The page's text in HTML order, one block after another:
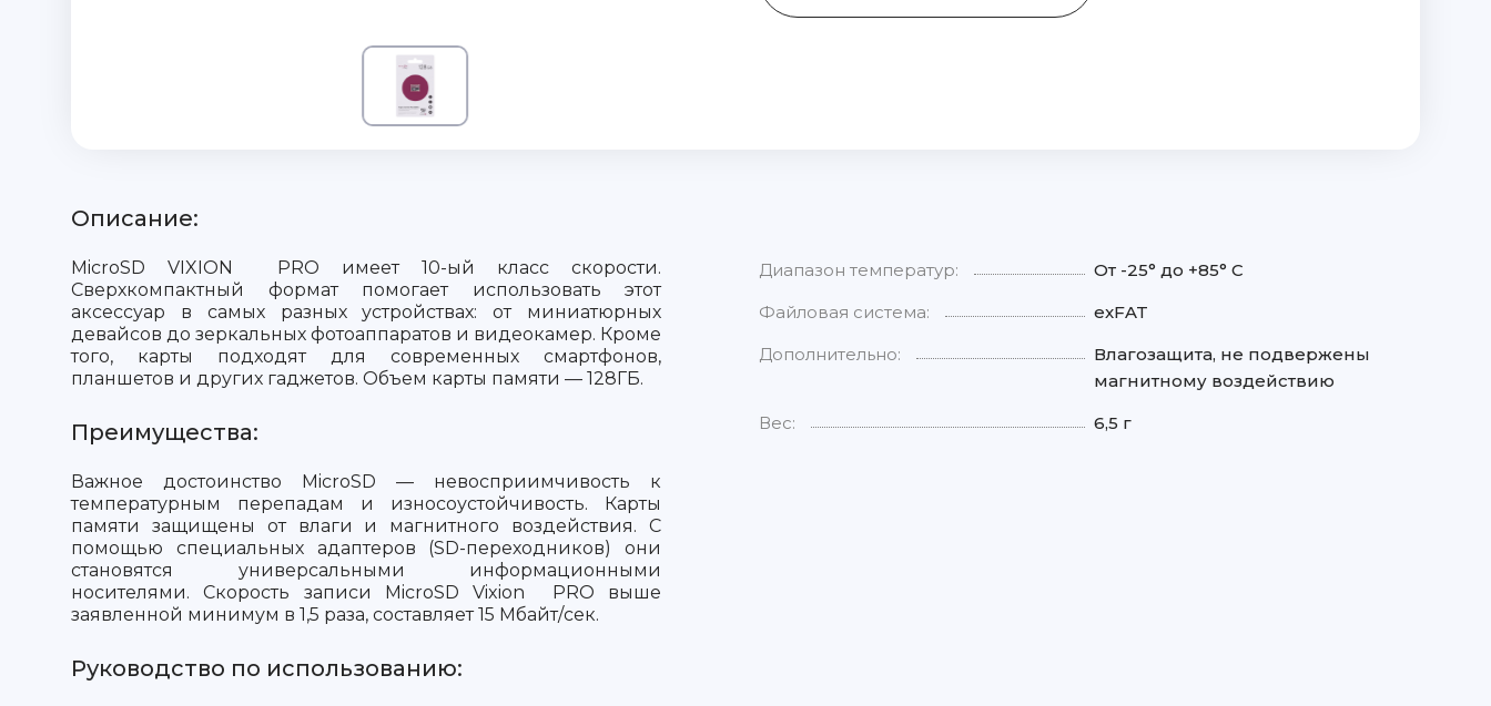
Описание:
MicroSD VIXION PRO имеет 10-ый класс скорости.
Сверхкомпактный формат помогает использовать этот
аксессуар в самых разных устройствах: от миниатюрных
девайсов до зеркальных фотоаппаратов и видеокамер. Кроме
того, карты подходят для современных смартфонов,
планшетов и других гаджетов. Объем карты памяти — 128ГБ.
Преимущества:
Важное достоинство MicroSD — невосприимчивость к
температурным перепадам и износоустойчивость. Карты
памяти защищены от влаги и магнитного воздействия. С
помощью специальных адаптеров (SD-переходников) они
становятся универсальными информационными
носителями. Скорость записи MicroSD Vixion PRO выше
заявленной минимум в 1,5 раза, составляет 15 Мбайт/сек.
Руководство по использованию:
Диапазон температур:
От -25° до +85° С
Файловая система:
exFAT
Дополнительно:
Влагозащита, не подвержены
магнитному воздействию
Вес:
6,5 г